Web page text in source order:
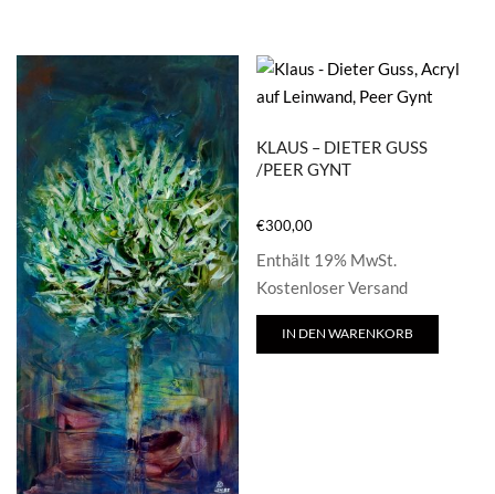
KLAUS – DIETER GUSS
/PEER GYNT
€300,00
Enthält 19% MwSt.
Kostenloser Versand
IN DEN WARENKORB